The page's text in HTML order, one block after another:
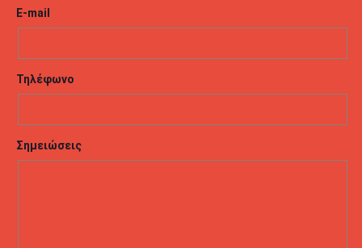
E-mail
Τηλέφωνο
Σημειώσεις